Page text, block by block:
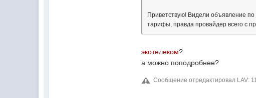
Приветствую! Видели объявление
тарифы, правда провайдер всего с
экотелеком?
а можно поподробнее?
Сообщение отредактировал LAV: